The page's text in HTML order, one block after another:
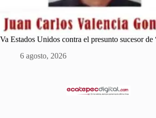
Va Estados Unidos contra el presunto sucesor
6 agosto, 2026